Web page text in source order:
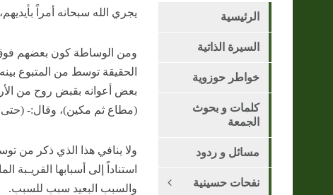
الرئيسية
السيرة الذاتية
خواطر حوزوية
كلمات و بحوث
الجمعة
مسائل و ردود
نفحات حسينية
يجري الله سبحانه أمراً
ومن الوساطة كون بعضهم فوق
الحقيقة توسط من المتبوع
بعض أعوانه بقبض روح من
(مطاع ثم مكين)، وقال:- (حتى
ولا ينافي هذا الذي ذكر من
استناداً إلى أسبابها
والسبب البعيد سبب للسبب.